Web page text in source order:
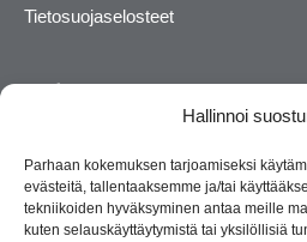
Hallinnoi
Parhaan kokemuksen tarjoamiseksi
evästeitä, tallentaaksemme ja/tai
tekniikoiden hyväksyminen antaa meille
kuten selauskäyttäytymistä tai yksilöllisiä
Tietosuojaselosteet